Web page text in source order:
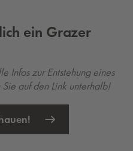
ein Gra­zer
Infos zur Entstehung eines
auf den Link unterhalb!
Registerkarte